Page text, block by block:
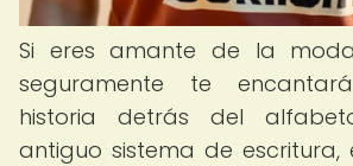
Si eres amante de la
seguramente te
historia detrás del
antiguo sistema de escritura,